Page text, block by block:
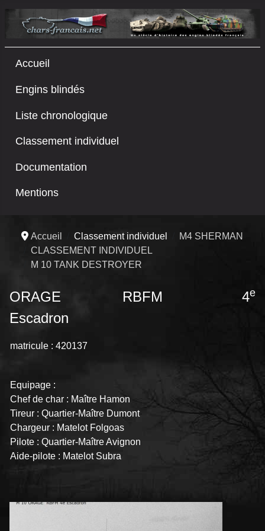
Accueil
Engins blindés
Liste chronologique
Classement individuel
Documentation
Mentions
Accueil Classement individuel
M4 SHERMAN
CLASSEMENT INDIVIDUEL
M 10 TANK DESTROYER
ORAGE RBFM 4e
Escadron
matricule : 420137
Equipage :
Chef de char : Maître Hamon
Tireur : Quartier-Maître Dumont
Chargeur : Matelot Folgoas
Pilote : Quartier-Maître Avignon
Aide-pilote : Matelot Subra